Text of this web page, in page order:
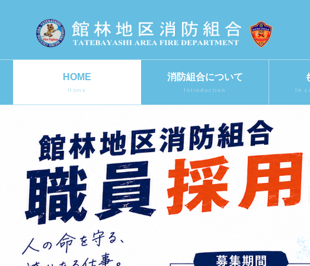
HOME
Home
消防組合について
Introduction In